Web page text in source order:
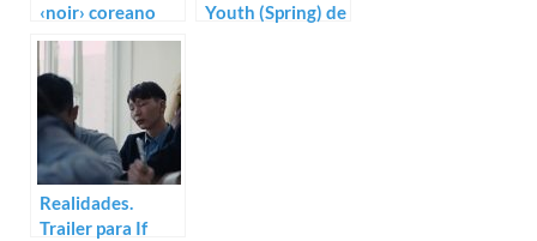
‹noir› coreano
Hopeless
Youth (Spring) de
Realidades.
Trailer para If